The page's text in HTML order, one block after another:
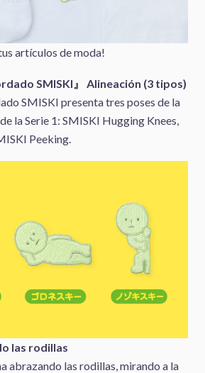
artículos de moda!
SMISKI』 Alineación (3 tipos)
SMISKI presenta tres poses de la
la Serie 1: SMISKI Hugging Knees,
Peeking.
las rodillas
abrazando las rodillas, mirando a la